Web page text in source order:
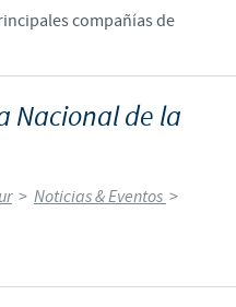
compañías de
Nacional de la
> Noticias & Eventos >